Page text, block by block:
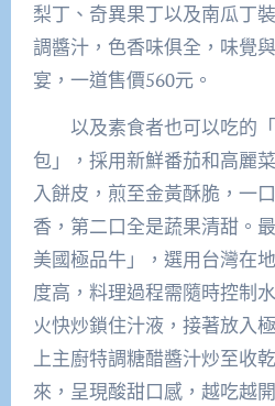
梨丁、奇異果丁以及南瓜丁
調醬汁，色香味俱全，味覺
宴，一道售價560元。
以及素食者也可以吃的「
包」，採用新鮮番茄和高麗
入餅皮，煎至金黃酥脆，一
香，第二口全是蔬果清甜。
美國極品牛」，選用台灣在
度高，料理過程需隨時控制
火快炒鎖住汁液，接著放入
上主廚特調糖醋醬汁炒至收
來，呈現酸甜口感，越吃越